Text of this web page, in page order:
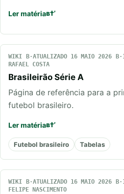
Ler matéria
WIKI ATUALIZADO 16 MAIO 2026
RAFAEL COSTA
Brasileirão Série A
Página de referência para a
futebol brasileiro.
Ler matéria
Futebol brasileiro Tabelas
WIKI ATUALIZADO 16 MAIO 2026
FELIPE NASCIMENTO